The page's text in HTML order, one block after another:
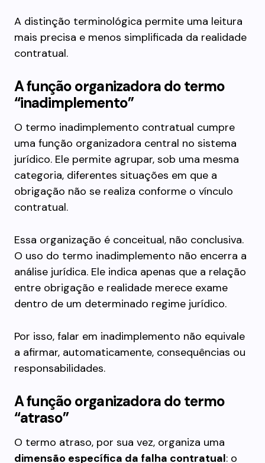
A distinção terminológica permite uma leitura
mais precisa e menos simplificada da realidade
contratual.
A função organizadora do termo
“inadimplemento”
O termo inadimplemento contratual cumpre
uma função organizadora central no sistema
jurídico. Ele permite agrupar, sob uma mesma
categoria, diferentes situações em que a
obrigação não se realiza conforme o vínculo
contratual.
Essa organização é conceitual, não conclusiva.
O uso do termo inadimplemento não encerra a
análise jurídica. Ele indica apenas que a relação
entre obrigação e realidade merece exame
dentro de um determinado regime jurídico.
Por isso, falar em inadimplemento não equivale
a afirmar, automaticamente, consequências ou
responsabilidades.
A função organizadora do termo
“atraso”
O termo atraso, por sua vez, organiza uma
dimensão específica da falha contratual: o